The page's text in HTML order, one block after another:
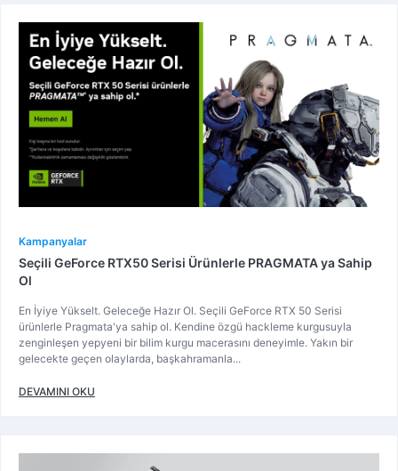
Kampanyalar
Seçili GeForce RTX50 Serisi Ürünlerle PRAGMATA ya Sahip
Ol
En İyiye Yükselt. Geleceğe Hazır Ol. Seçili GeForce RTX 50 Serisi
ürünlerle Pragmata'ya sahip ol. Kendine özgü hackleme kurgusuyla
zenginleşen yepyeni bir bilim kurgu macerasını deneyimle. Yakın bir
gelecekte geçen olaylarda, başkahramanla...
DEVAMINI OKU